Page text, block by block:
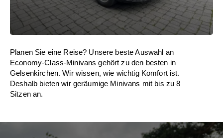
Planen Sie eine Reise? Unsere beste Auswahl an
Economy-Class-Minivans gehört zu den besten in
Gelsenkirchen. Wir wissen, wie wichtig Komfort ist.
Deshalb bieten wir geräumige Minivans mit bis zu 8
Sitzen an.